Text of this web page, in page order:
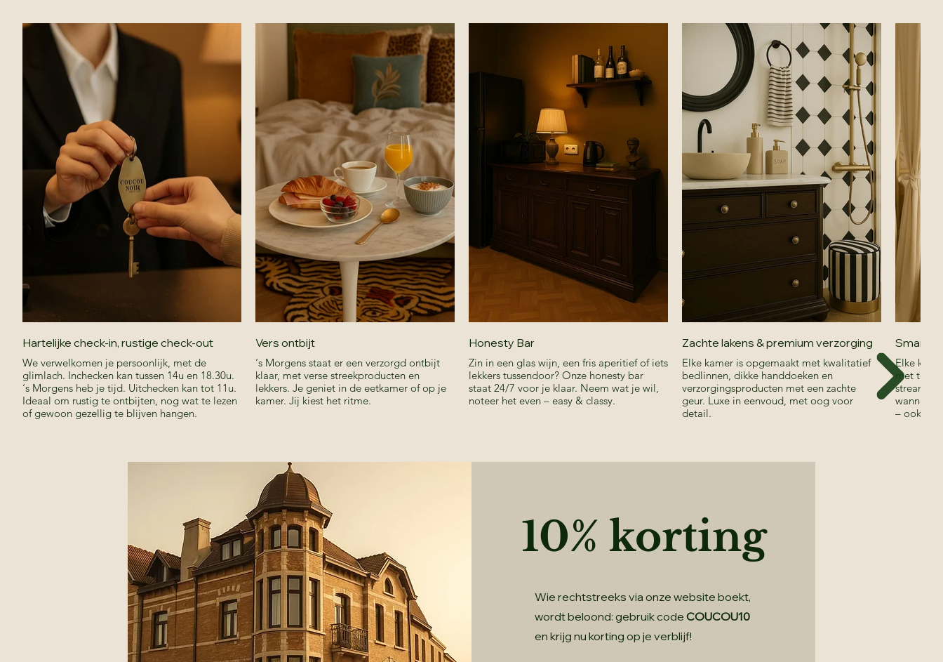
Hartelijke check-in, rustige check-out
We verwelkomen je persoonlijk, met de
glimlach. Inchecken kan tussen 14u en 18.30u.
‘s Morgens heb je tijd. Uitchecken kan tot 11u.
Ideaal om rustig te ontbijten, nog wat te lezen
of gewoon gezellig te blijven hangen.
Vers ontbijt
‘s Morgens staat er een verzorgd ontbijt
klaar, met verse streekproducten en
lekkers. Je geniet in de eetkamer of op je
kamer. Jij kiest het ritme.
Honesty Bar
Zin in een glas wijn, een fris aperitief of iets
lekkers tussendoor? Onze honesty bar
staat 24/7 voor je klaar. Neem wat je wil,
noteer het even – easy & classy.
Zachte lakens & premium verzorging
Elke kamer is opgemaakt met kwalitatief
bedlinnen, dikke handdoeken en
verzorgingsproducten met een zachte
geur. Luxe in eenvoud, met oog voor
detail.
Smart-tv
Elke
met
wanneer
– ook
10% korting
Wie rechtstreeks via onze website boekt,
wordt beloond: gebruik code COUCOU10
en krijg nu korting op je verblijf!